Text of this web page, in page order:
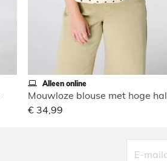
Alleen online
Mouwloze blouse met hoge
€ 34,99